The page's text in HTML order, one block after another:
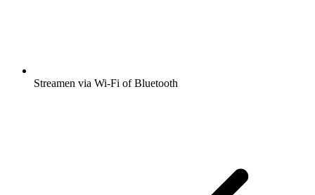
Streamen via Wi-Fi of Bluetooth